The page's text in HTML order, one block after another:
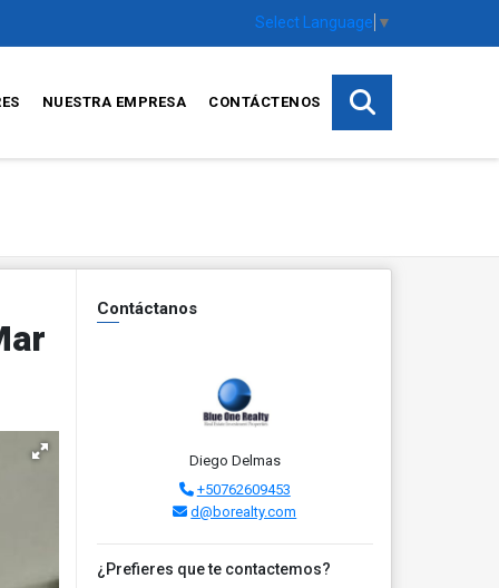
Select Language ▼
NUESTRA EMPRESA CONTÁCTENOS
Contáctanos
Diego Delmas
+50762609453
d@borealty.com
¿Prefieres que te contactemos?